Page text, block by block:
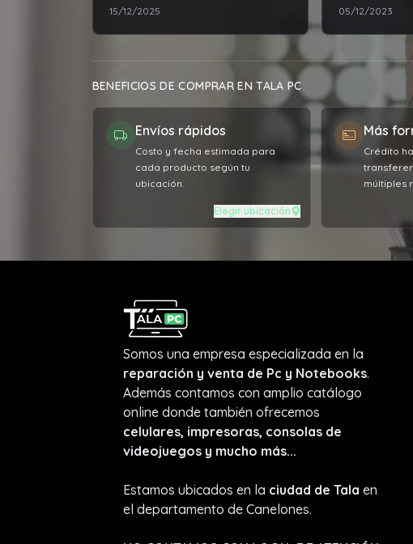
15/12/2025
tremenda
que
el depósito
iba a estar la
agencia
ningún
acorde a
Estoy muy
compra y
brindan por
05/12/2023
BENEFICIOS DE COMPRAR EN TALA PC
Envíos rápidos
Costo y fecha estimada para
cada producto según tu
ubicación.
Elegir ubicación
Más
Crédito
múltiples
Somos una empresa especializada en la
reparación y venta de Pc y Notebooks.
Además contamos con amplio catálogo
online donde también ofrecemos
celulares, impresoras, consolas de
videojuegos y mucho más...
Estamos ubicados en la ciudad de Tala en
el departamento de Canelones.